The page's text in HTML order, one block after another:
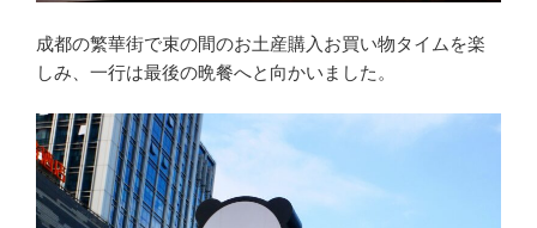
成都の繁華街で束の間のお土産購入お買い物タイムを楽
しみ、一行は最後の晩餐へと向かいました。